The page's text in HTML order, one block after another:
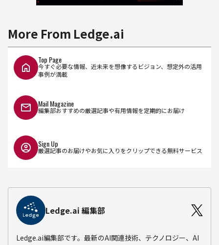
More From Ledge.ai
Top Page
今すぐ必要な情報、近未来を想像するビジョン、想定外の活用
事例が満載
Mail Magazine
編集部おすすめの厳選記事や有用情報を定期的にお届け
Sign Up
厳選記事のお届けやお気に入りをクリップできる無料サービス
Ledge.ai 編集部
Ledge.ai編集部です。最新のAI関連技術、テクノロジー、AI